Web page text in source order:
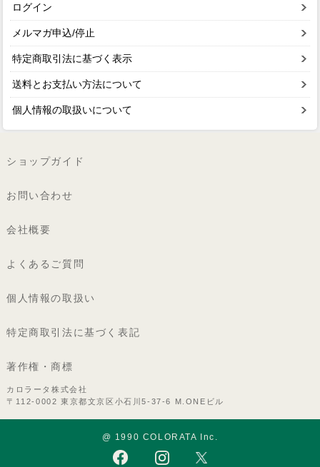
ログイン
メルマガ申込/停止
特定商取引法に基づく表示
送料とお支払い方法について
個人情報の取扱いについて
ショップガイド
お問い合わせ
会社概要
よくあるご質問
個人情報の取扱い
特定商取引法に基づく表記
著作権・商標
カロラータ株式会社
〒112-0002 東京都文京区小石川5-37-6 M.ONEビル
@ 1990 COLORATA Inc.